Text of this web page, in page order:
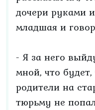
дочери руками
младшая и
- Я за него
мной, что
родители на
тюрьму не